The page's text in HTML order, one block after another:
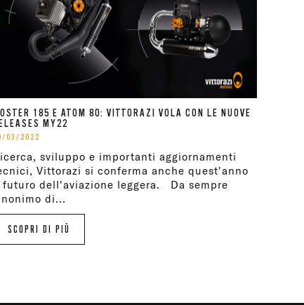
185 E ATOM 80: VITTORAZI VOLA CON LE NUOVE
MY22
03/2022
sviluppo e importanti aggiornamenti
Vittorazi si conferma anche quest'anno
dell'aviazione leggera. Da sempre
di...
SCOPRI DI PIÙ